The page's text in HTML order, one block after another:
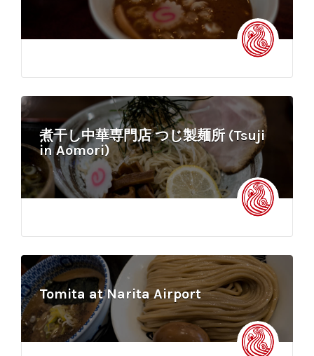
煮干し中華専門店 つじ製麺所 (Tsuji
in Aomori)
Tomita at Narita Airport